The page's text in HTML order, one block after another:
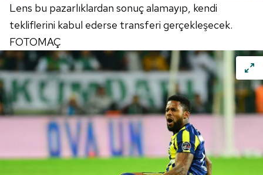
Lens bu pazarlıklardan sonuç alamayıp, kendi
tekliflerini kabul ederse transferi gerçekleşecek.
FOTOMAÇ